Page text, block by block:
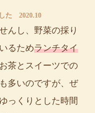
た 2020.10
んし、野菜の採り
るためランチタイ
お茶とスイーツでの
多いのですが、ぜ
っくりとした時間